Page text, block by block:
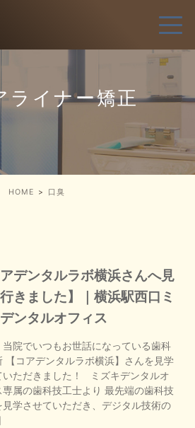
ライナー矯正
HOME 口臭
アデンタルラボ横浜さんへ見
きました】｜横浜駅西口ミ
ンタルオフィス
当院でいつもお世話になっている歯科
【コアデンタルラボ横浜】さんを見学
いただきました！ ミズキデンタルオ
専属の歯科技工士より 最先端の歯科技
見学させていただき、デジタル技術の